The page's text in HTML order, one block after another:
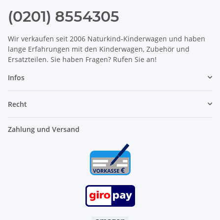
(0201) 8554305
Wir verkaufen seit 2006 Naturkind-Kinderwagen und haben
lange Erfahrungen mit den Kinderwagen, Zubehör und
Ersatzteilen. Sie haben Fragen? Rufen Sie an!
Infos
Recht
Zahlung und Versand